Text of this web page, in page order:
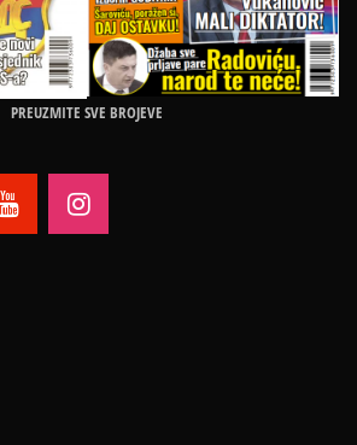
PREUZMITE SVE BROJEVE